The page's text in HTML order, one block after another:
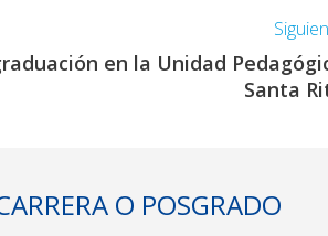
en la Unidad
Santa
O POSGRADO